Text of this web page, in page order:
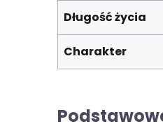
Długość życia
Charakter